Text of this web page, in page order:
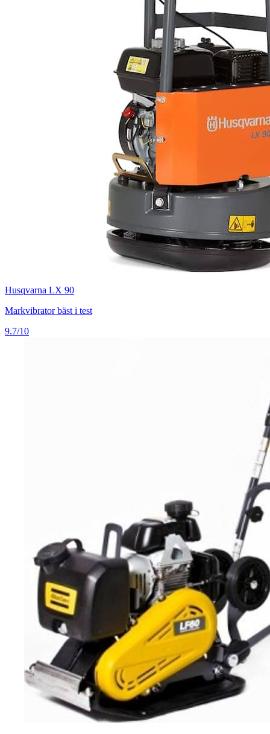
Husqvarna LX 90
Markvibrator bäst i test
9.7/10